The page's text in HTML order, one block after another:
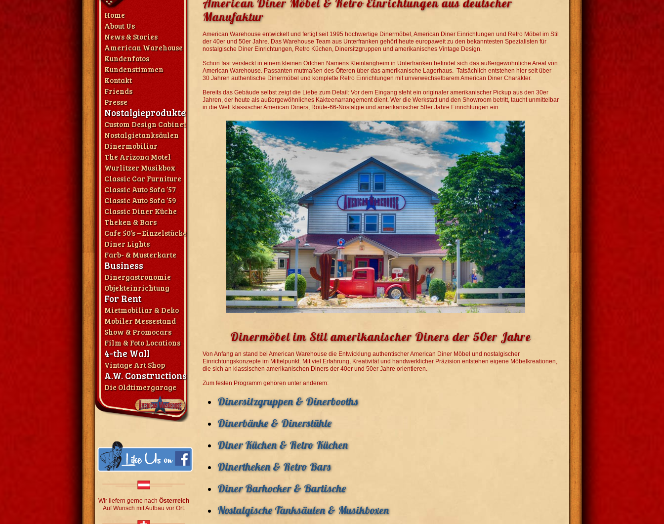
Home
About Us
News & Stories
American Warehouse
Kundenfotos
Kundenstimmen
Kontakt
Friends
Presse
Nostalgieprodukte
Custom Design Cabinet
Nostalgietanksäulen
Dinermobiliar
The Arizona Motel
Wurlitzer Musikbox
Classic Car Furniture
Classic Auto Sofa ’57
Classic Auto Sofa ’59
Classic Diner Küche
Theken & Bars
Cafe 50’s – Einzelstücke
Diner Lights
Farb- & Musterkarte
Business
Dinergastronomie
Objekteinrichtung
For Rent
Mietmobiliar & Deko
Mobiler Messestand
Show & Promocars
Film & Foto Locations
4-the Wall
Vintage Art Shop
A.W. Constructions
Die Oldtimergarage
Wir liefern gerne nachÖsterreich
Auf Wunsch mit Aufbau vor Ort.
American Diner Möbel & Retro Einrichtungen aus deutscher
Manufaktur
American Warehouse entwickelt und fertigt seit 1995 hochwertige Dinermöbel, American Diner Einrichtungen und Retro Möbel im Stil
der 40er und 50er Jahre. Das Warehouse Team aus Unterfranken gehört heute europaweit zu den bekanntesten Spezialisten für
nostalgische Diner Einrichtungen, Retro Küchen, Dinersitzgruppen und amerikanisches Vintage Design.
Schon fast versteckt in einem kleinen Örtchen Namens Kleinlangheim in Unterfranken befindet sich das außergewöhnliche Areal von
American Warehouse. Passanten mutmaßen des Öfteren über das amerikanische Lagerhaus. Tatsächlich entstehen hier seit über
30 Jahren authentische Dinermöbel und komplette Retro Einrichtungen mit unverwechselbarem American Diner Charakter.
Bereits das Gebäude selbst zeigt die Liebe zum Detail: Vor dem Eingang steht ein originaler amerikanischer Pickup aus den 30er
Jahren, der heute als außergewöhnliches Kakteenarrangement dient. Wer die Werkstatt und den Showroom betritt, taucht unmittelbar
in die Welt klassischer American Diners, Route-66-Nostalgie und amerikanischer 50er Jahre Einrichtungen ein.
Dinermöbel im Stil amerikanischer Diners der 50er Jahre
Von Anfang an stand bei American Warehouse die Entwicklung authentischer American Diner Möbel und nostalgischer
Einrichtungskonzepte im Mittelpunkt. Mit viel Erfahrung, Kreativität und handwerklicher Präzision entstehen eigene Möbelkreationen,
die sich an klassischen amerikanischen Diners der 40er und 50er Jahre orientieren.
Zum festen Programm gehören unter anderem:
Dinersitzgruppen & Dinerbooths
Dinerbänke & Dinerstühle
Diner Küchen & Retro Küchen
Dinertheken & Retro Bars
Diner Barhocker & Bartische
Nostalgische Tanksäulen & Musikboxen